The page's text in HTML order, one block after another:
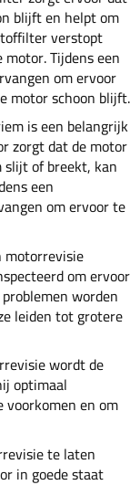
blijft en helpt om
verstopt
Tijdens een
om ervoor
motor schoon blijft.
is een belangrijk
zorgt dat de motor
of breekt, kan
een
om ervoor te
motorrevisie
om ervoor
worden
leiden tot grotere
wordt de
optimaal
en om
te laten
in goede staat